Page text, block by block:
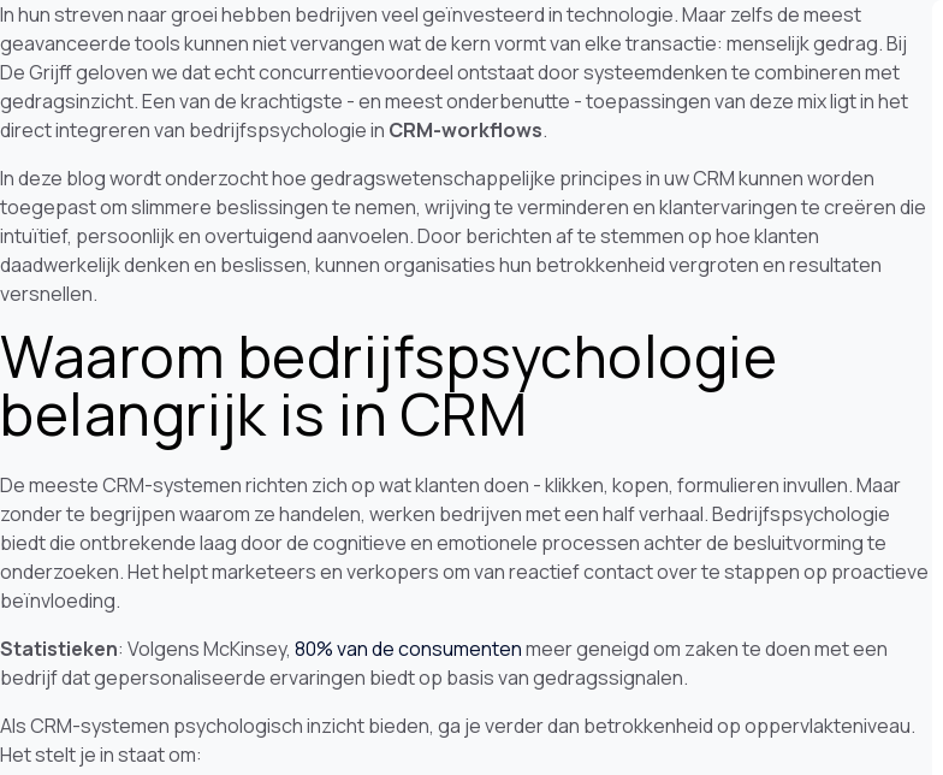
In hun streven naar groei hebben bedrijven veel geïnvesteerd in technologie. Maar zelfs de meest
geavanceerde tools kunnen niet vervangen wat de kern vormt van elke transactie: menselijk gedrag. Bij
De Grijff geloven we dat echt concurrentievoordeel ontstaat door systeemdenken te combineren met
gedragsinzicht. Een van de krachtigste - en meest onderbenutte - toepassingen van deze mix ligt in het
direct integreren van bedrijfspsychologie in CRM-workflows.
In deze blog wordt onderzocht hoe gedragswetenschappelijke principes in uw CRM kunnen worden
toegepast om slimmere beslissingen te nemen, wrijving te verminderen en klantervaringen te creëren die
intuïtief, persoonlijk en overtuigend aanvoelen. Door berichten af te stemmen op hoe klanten
daadwerkelijk denken en beslissen, kunnen organisaties hun betrokkenheid vergroten en resultaten
versnellen.
Waarom bedrijfspsychologie
belangrijk is in CRM
De meeste CRM-systemen richten zich op wat klanten doen - klikken, kopen, formulieren invullen. Maar
zonder te begrijpen waarom ze handelen, werken bedrijven met een half verhaal. Bedrijfspsychologie
biedt die ontbrekende laag door de cognitieve en emotionele processen achter de besluitvorming te
onderzoeken. Het helpt marketeers en verkopers om van reactief contact over te stappen op proactieve
beïnvloeding.
Statistieken: Volgens McKinsey, 80% van de consumentenmeer geneigd om zaken te doen met een
bedrijf dat gepersonaliseerde ervaringen biedt op basis van gedragssignalen.
Als CRM-systemen psychologisch inzicht bieden, ga je verder dan betrokkenheid op oppervlakteniveau.
Het stelt je in staat om: